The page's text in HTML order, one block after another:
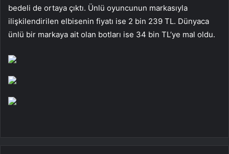
bedeli de ortaya çıktı. Ünlü oyuncunun markasıyla
ilişkilendirilen elbisenin fiyatı ise 2 bin 239 TL. Dünyaca
ünlü bir markaya ait olan botları ise 34 bin TL’ye mal oldu.